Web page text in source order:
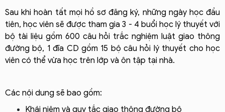
Sau khi hoàn tất mọi hồ sơ đăng ký, những ngày học đầu
tiên, học viên sẽ được tham gia 3 - 4 buổi học lý thuyết với
bộ tài liệu gồm 600 câu hỏi trắc nghiệm luật giao thông
đường bộ, 1 đĩa CD gồm 15 bộ câu hỏi lý thuyết cho học
viên có thể vừa học trên lớp và ôn tập tại nhà.
Các nội dung sẽ bao gồm:
Khái niệm và quy tắc giao thông đường bộ